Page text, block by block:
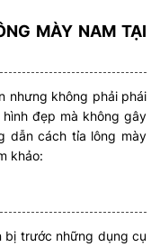
MÀY NAM TẠI
nhưng không phải phái
hình đẹp mà không gây
dẫn cách tỉa lông mày
khảo:
bị trước những dụng cụ